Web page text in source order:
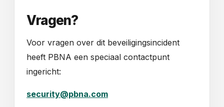
Vragen?
Voor vragen over dit beveiligingsincident
heeft PBNA een speciaal contactpunt
ingericht:
security@pbna.com